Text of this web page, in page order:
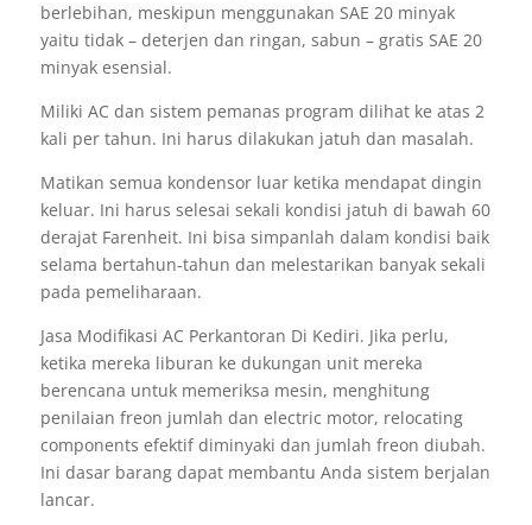
berlebihan, meskipun menggunakan SAE 20 minyak
yaitu tidak – deterjen dan ringan, sabun – gratis SAE 20
minyak esensial.
Miliki AC dan sistem pemanas program dilihat ke atas 2
kali per tahun. Ini harus dilakukan jatuh dan masalah.
Matikan semua kondensor luar ketika mendapat dingin
keluar. Ini harus selesai sekali kondisi jatuh di bawah 60
derajat Farenheit. Ini bisa simpanlah dalam kondisi baik
selama bertahun-tahun dan melestarikan banyak sekali
pada pemeliharaan.
Jasa Modifikasi AC Perkantoran Di Kediri. Jika perlu,
ketika mereka liburan ke dukungan unit mereka
berencana untuk memeriksa mesin, menghitung
penilaian freon jumlah dan electric motor, relocating
components efektif diminyaki dan jumlah freon diubah.
Ini dasar barang dapat membantu Anda sistem berjalan
lancar.